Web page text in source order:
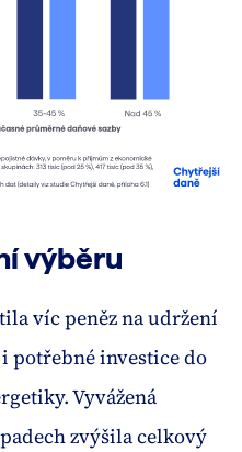
výběru
víc peněz na udržení
potřebné investice do
Vyvážená
zvýšila celkový